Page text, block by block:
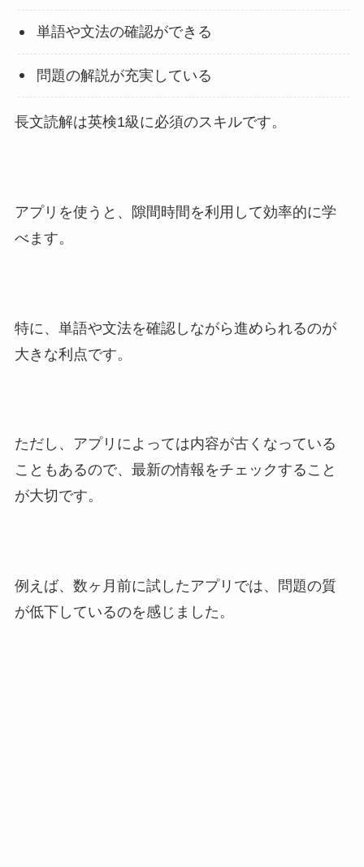
単語や文法の確認ができる
問題の解説が充実している
長文読解は英検1級に必須のスキルです。
アプリを使うと、隙間時間を利用して効率的に学
べます。
特に、単語や文法を確認しながら進められるのが
大きな利点です。
ただし、アプリによっては内容が古くなっている
こともあるので、最新の情報をチェックすること
が大切です。
例えば、数ヶ月前に試したアプリでは、問題の質
が低下しているのを感じました。